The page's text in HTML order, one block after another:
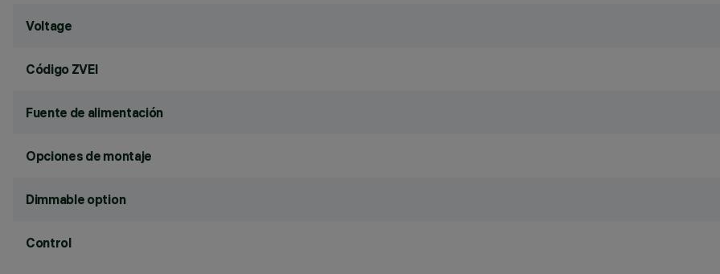
Voltage
Código ZVEI
Fuente de alimentación
Opciones de montaje
Dimmable option
Control